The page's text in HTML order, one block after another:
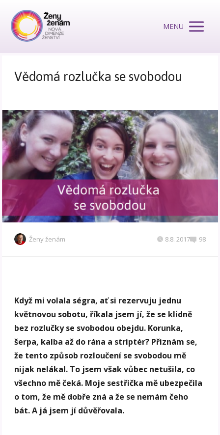
MENU
Vědomá rozlučka se svobodou
Ženy ženám 8.8. 2017 98
Když mi volala ségra, ať si rezervuju jednu
květnovou sobotu, říkala jsem jí, že se klidně
bez rozlučky se svobodou obejdu. Korunka,
šerpa, kalba až do rána a striptér? Přiznám se,
že tento způsob rozloučení se svobodou mě
nijak nelákal. To jsem však vůbec netušila, co
všechno mě čeká. Moje sestřička mě ubezpečila
o tom, že mě dobře zná a že se nemám čeho
bát. A já jsem jí důvěřovala.